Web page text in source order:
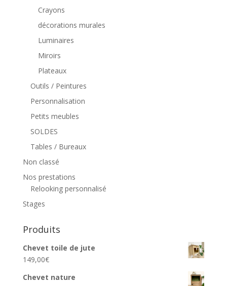
Crayons
décorations murales
Luminaires
Miroirs
Plateaux
Outils / Peintures
Personnalisation
Petits meubles
SOLDES
Tables / Bureaux
Non classé
Nos prestations
Relooking personnalisé
Stages
Produits
Chevet toile de jute
149,00€
Chevet nature